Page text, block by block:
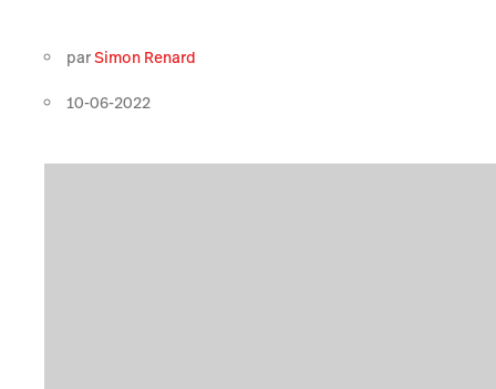
parSimon Renard
10-06-2022